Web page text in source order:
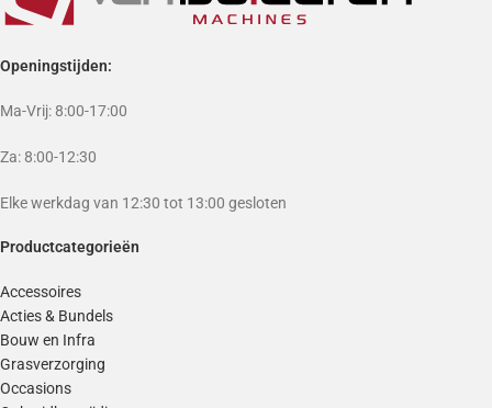
Openingstijden:
Ma-Vrij: 8:00-17:00
Za: 8:00-12:30
Elke werkdag van 12:30 tot 13:00 gesloten
Productcategorieën
Accessoires
Acties & Bundels
Bouw en Infra
Grasverzorging
Occasions